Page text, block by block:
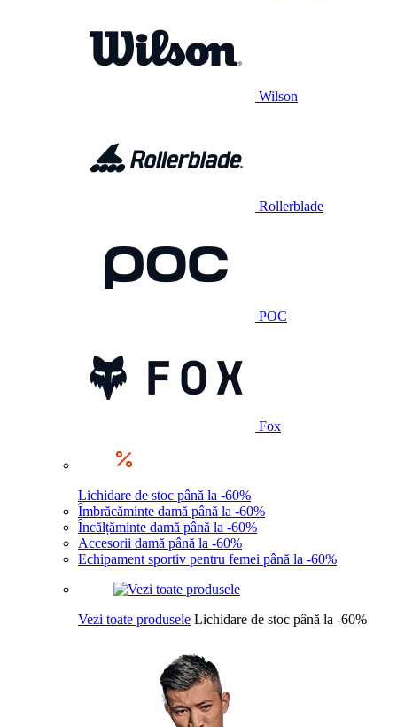
Wilson
Rollerblade
POC
Fox
Lichidare de stoc până la -60%
Îmbrăcăminte damă până la -60%
Încălțăminte damă până la -60%
Accesorii damă până la -60%
Echipament sportiv pentru femei până la -60%
Vezi toate produsele Lichidare de stoc până la -60%